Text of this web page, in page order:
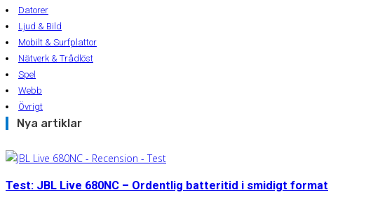
Datorer
Ljud & Bild
Mobilt & Surfplattor
Nätverk & Trådlöst
Spel
Webb
Övrigt
Nya artiklar
Test: JBL Live 680NC – Ordentlig batteritid i smidigt format